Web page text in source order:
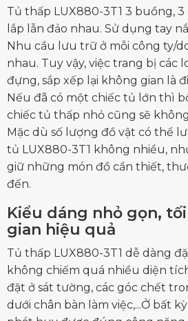
Tủ thấp LUX880-3T1 3 buồng, 3
lắp lẫn đảo nhau. Sử dụng tay
Nhu cầu lưu trữ ở mỗi công ty/
nhau. Tuy vậy, việc trang bị các
đựng, sắp xếp lại không gian là
Nếu đã có một chiếc tủ lớn thì
chiếc tủ thấp nhỏ cũng sẽ
Mặc dù số lượng đồ vật có thể
tủ LUX880-3T1 không nhiều,
giữ những món đồ cần thiết,
đến.
Kiểu dáng nhỏ gọn,
gian hiệu quả
Tủ thấp LUX880-3T1 dễ dàng
không chiếm quá nhiều diện
đặt ở sát tường, các góc chết
dưới chân bàn làm việc,...Ở bất